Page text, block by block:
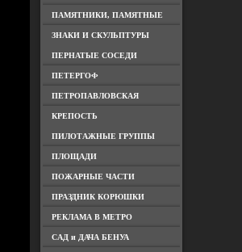
ПАМЯТНИКИ, ПАМЯТНЫЕ
ЗНАКИ И СКУЛЬПТУРЫ
ПЕРНАТЫЕ СОСЕДИ
ПЕТЕРГОФ
ПЕТРОПАВЛОВСКАЯ
КРЕПОСТЬ
ПИЛОТАЖНЫЕ ГРУППЫ
ПЛОЩАДИ
ПОЖАРНЫЕ ЧАСТИ
ПРАЗДНИК КОРЮШКИ
РЕКЛАМА В МЕТРО
САД и ДАЧА БЕНУА